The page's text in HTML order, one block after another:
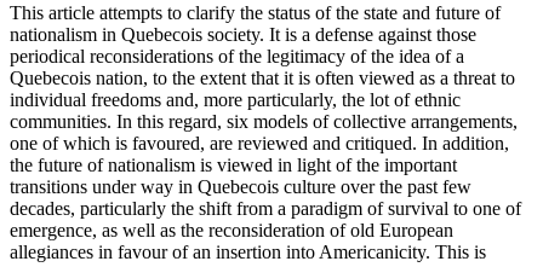
This article attempts to clarify the status of the state and future of
nationalism in Quebecois society. It is a defense against those
periodical reconsiderations of the legitimacy of the idea of a
Quebecois nation, to the extent that it is often viewed as a threat to
individual freedoms and, more particularly, the lot of ethnic
communities. In this regard, six models of collective arrangements,
one of which is favoured, are reviewed and critiqued. In addition,
the future of nationalism is viewed in light of the important
transitions under way in Quebecois culture over the past few
decades, particularly the shift from a paradigm of survival to one of
emergence, as well as the reconsideration of old European
allegiances in favour of an insertion into Americanicity. This is